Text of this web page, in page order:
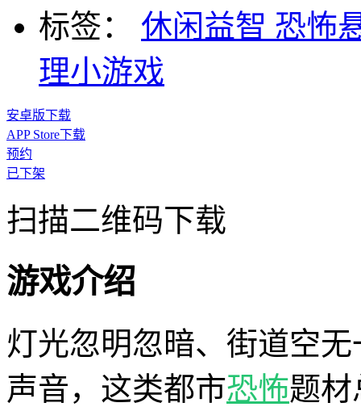
标签：
休闲益智 恐怖
理小游戏
安卓版下载
APP Store下载
预约
已下架
扫描二维码下载
游戏介绍
灯光忽明忽暗、街道空
声音，这类都市恐怖题